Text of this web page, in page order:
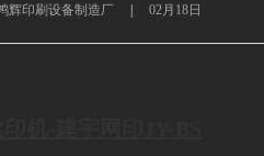
辉印刷设备制造厂 | 02月18日